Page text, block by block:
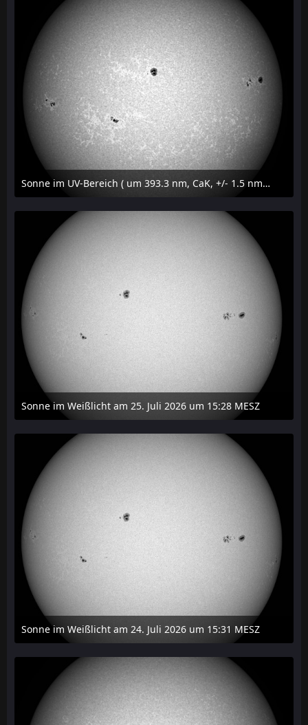
Sonne im UV-Bereich ( um 393.3 nm, CaK, +/- 1.5 nm) am 25. Juli 2026 um 15:32 MESZ
27. Juli 2026 um 20:32
Sonne im Weißlicht am 25. Juli 2026 um 15:28 MESZ
27. Juli 2026 um 20:29
Sonne im Weißlicht am 24. Juli 2026 um 15:31 MESZ
24. Juli 2026 um 21:45